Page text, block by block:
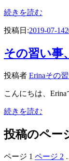
続きを読む
投稿日:2019-07-14
その習い事
投稿者 Erinaその
こんにちは、
続きを読む
投稿のペー
ページ 1 ページ 2